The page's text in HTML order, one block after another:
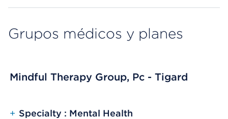
Grupos médicos y planes
Mindful Therapy Group, Pc - Tigard
+ Specialty : Mental Health